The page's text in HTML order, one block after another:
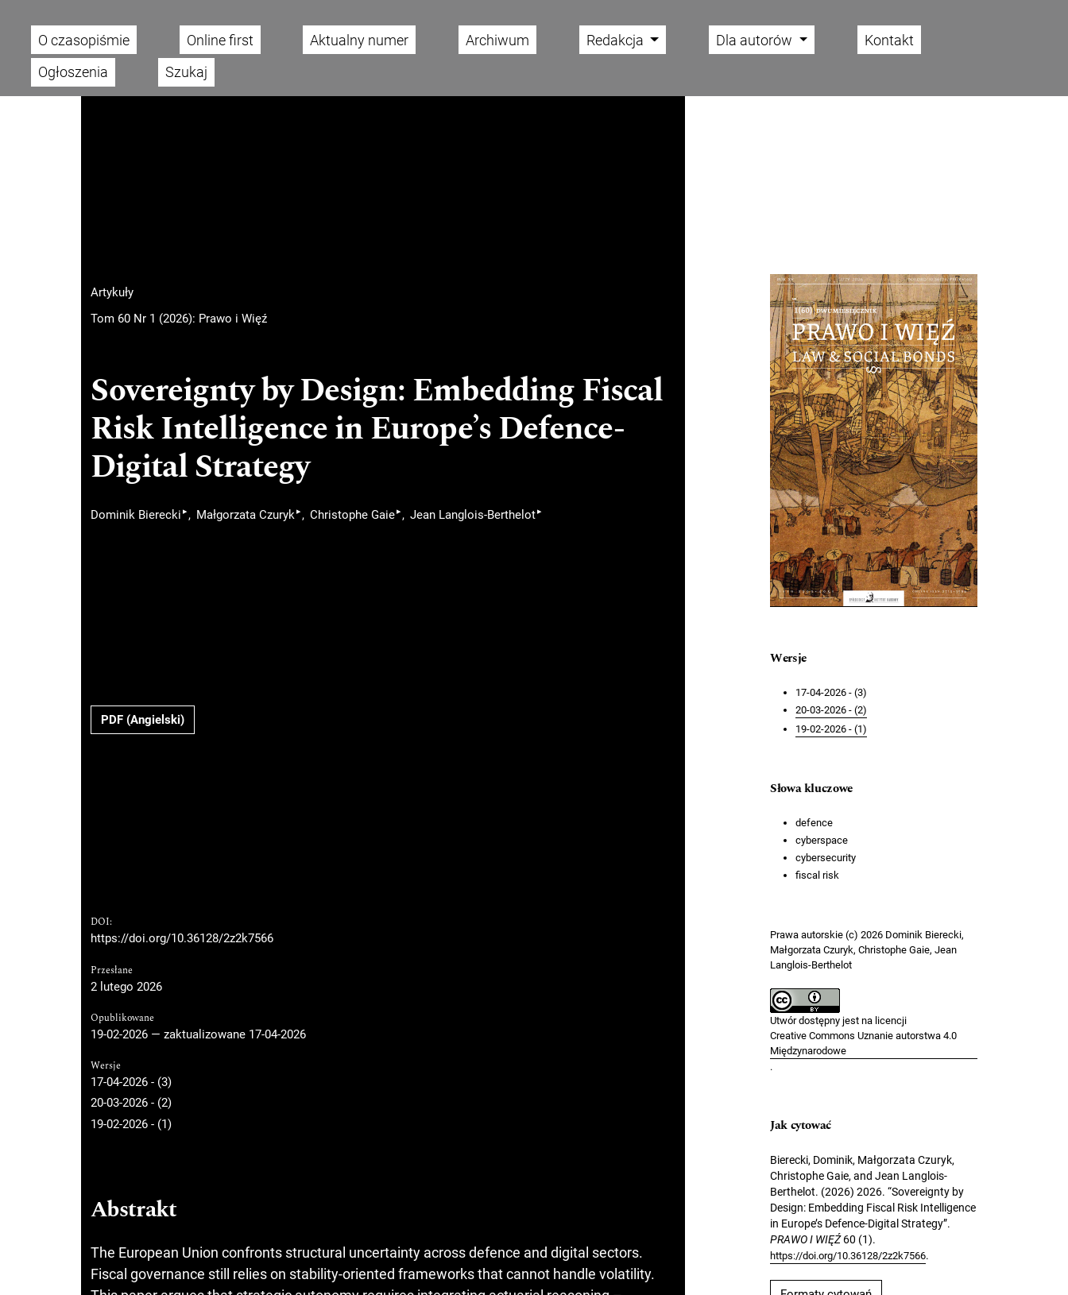
Main menu
O czasopiśmie Online first Aktualny numer Archiwum Redakcja Dla autorów
Kontakt
Ogłoszenia
Szukaj
Artykuły
Tom 60 Nr 1 (2026): Prawo i Więź
Sovereignty by Design: Embedding Fiscal
Risk Intelligence in Europe’s Defence-
Digital Strategy
Dominik Bierecki ▸ Małgorzata Czuryk▸ Christophe Gaie▸ Jean Langlois-Berthelot▸
PDF (Angielski)
DOI:
https://doi.org/10.36128/2z2k7566
Przesłane
2 lutego 2026
Opublikowane
19-02-2026 — zaktualizowane 17-04-2026
Wersje
17-04-2026 - (3)
20-03-2026 - (2)
19-02-2026 - (1)
Abstrakt
The European Union confronts structural uncertainty across defence and digital sectors.
Fiscal governance still relies on stability-oriented frameworks that cannot handle volatility.
Cover image
Wersje
17-04-2026 - (3)
20-03-2026 - (2)
19-02-2026 - (1)
Słowa kluczowe
defence
cyberspace
cybersecurity
fiscal risk
Prawa autorskie (c) 2026 Dominik Bierecki,
Małgorzata Czuryk, Christophe Gaie, Jean
Langlois-Berthelot
Utwór dostępny jest na licencji
Creative Commons Uznanie autorstwa 4.0
Międzynarodowe
.
Jak cytować
Bierecki, Dominik, Małgorzata Czuryk,
Christophe Gaie, and Jean Langlois-
Berthelot. (2026) 2026. “Sovereignty by
Design: Embedding Fiscal Risk Intelligence
in Europe’s Defence-Digital Strategy”.
PRAWO I WIĘŹ60 (1).
https://doi.org/10.36128/2z2k7566.